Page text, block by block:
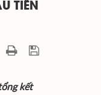
TIÊN
kết